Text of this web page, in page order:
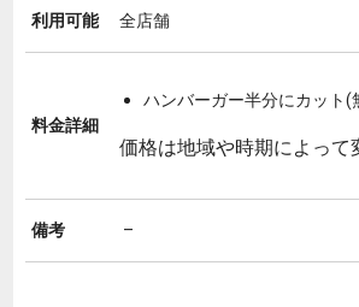
利用可能 全店舗
料金詳細
ハンバーガー半分にカット(
価格は地域や時期によって
備考 –